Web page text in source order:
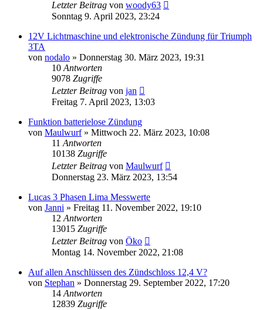
Letzter Beitrag von woody63
Sonntag 9. April 2023, 23:24
12V Lichtmaschine und elektronische Zündung für Triumph
3TA
von nodalo » Donnerstag 30. März 2023, 19:31
10 Antworten
9078 Zugriffe
Letzter Beitrag von jan
Freitag 7. April 2023, 13:03
Funktion batterielose Zündung
von Maulwurf» Mittwoch 22. März 2023, 10:08
11 Antworten
10138 Zugriffe
Letzter Beitrag von Maulwurf
Donnerstag 23. März 2023, 13:54
Lucas 3 Phasen Lima Messwerte
von Janni » Freitag 11. November 2022, 19:10
12 Antworten
13015 Zugriffe
Letzter Beitrag von Öko
Montag 14. November 2022, 21:08
Auf allen Anschlüssen des Zündschloss 12,4 V?
von Stephan » Donnerstag 29. September 2022, 17:20
14 Antworten
12839 Zugriffe